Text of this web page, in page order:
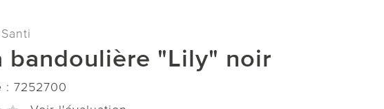
bandoulière "Lily" noir
: 7252700